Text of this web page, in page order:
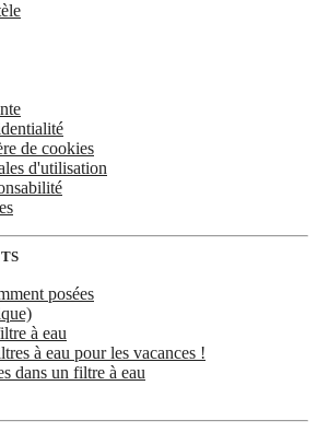
de cookies
d'utilisation
posées
à eau
à eau pour les vacances !
dans un filtre à eau